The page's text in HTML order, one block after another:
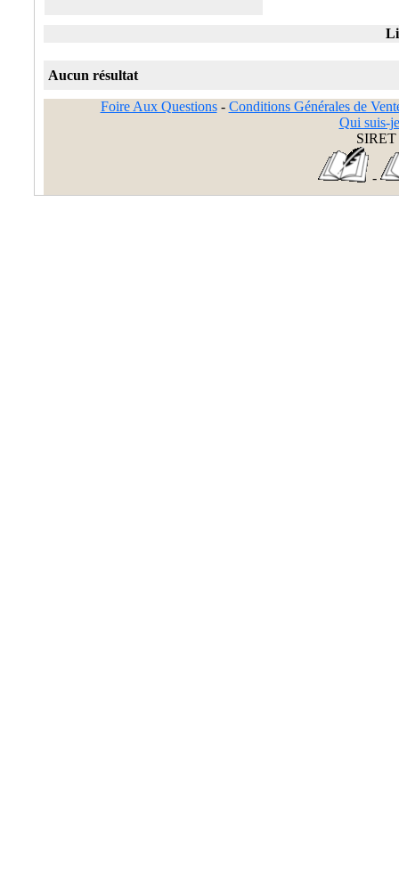
Aucun résultat
Foire Aux Questions- Conditions Générales de
Qui suis-
SIRET
-